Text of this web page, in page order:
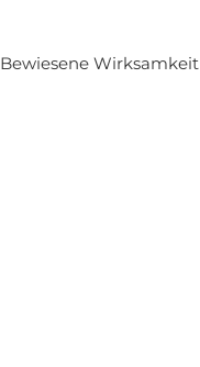
Bewiesene Wirksamkeit